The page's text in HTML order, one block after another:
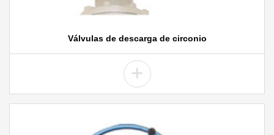
Válvulas de descarga de circonio
+